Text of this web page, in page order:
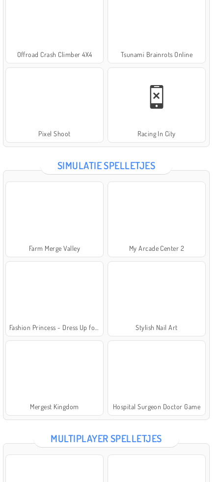
Offroad Crash Climber 4X4 Tsunami Brainrots Online
Pixel Shoot Racing In City
SIMULATIE SPELLETJES
Farm Merge Valley My Arcade Center 2
Stylish Nail Art
Mergest Kingdom Hospital Surgeon Doctor Game
MULTIPLAYER SPELLETJES